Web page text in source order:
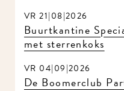
VR 21|08|2026
Buurtkantine
met sterrenkoks
VR 04|09|2026
De Boomerclub